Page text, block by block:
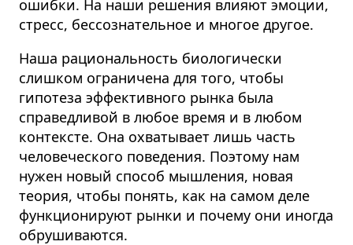
ошибки. На наши решения влияют эмоции,
стресс, бессознательное и многое другое.
Наша рациональность биологически
слишком ограничена для того, чтобы
гипотеза эффективного рынка была
справедливой в любое время и в любом
контексте. Она охватывает лишь часть
человеческого поведения. Поэтому нам
нужен новый способ мышления, новая
теория, чтобы понять, как на самом деле
функционируют рынки и почему они иногда
обрушиваются.